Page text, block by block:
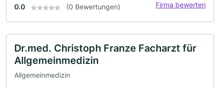
0.0 (0 Bewertungen) Firma bewerten
Dr.med. Christoph Franze Facharzt für
Allgemeinmedizin
Allgemeinmedizin